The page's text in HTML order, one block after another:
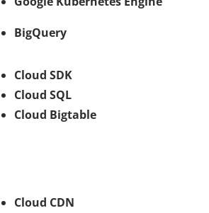
BigQuery
Cloud SDK
Cloud SQL
Cloud Bigtable
Cloud CDN